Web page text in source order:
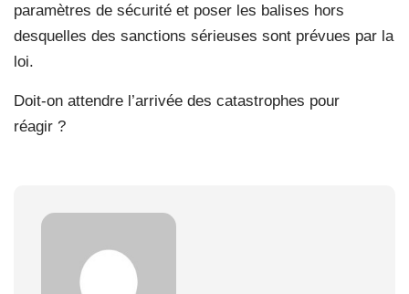
paramètres de sécurité et poser les balises hors
desquelles des sanctions sérieuses sont prévues par la
loi.
Doit-on attendre l’arrivée des catastrophes pour
réagir ?